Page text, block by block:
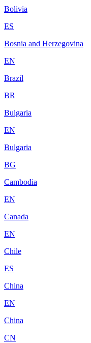
Bolivia
ES
Bosnia and Herzegovina
EN
Brazil
BR
Bulgaria
EN
Bulgaria
BG
Cambodia
EN
Canada
EN
Chile
ES
China
EN
China
CN